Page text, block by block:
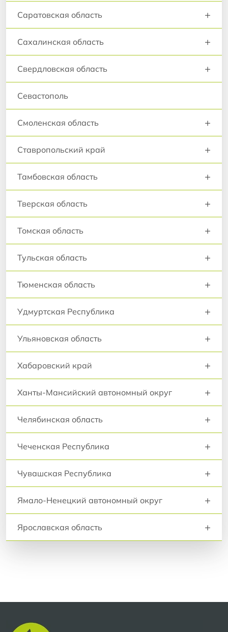
Саратовская область +
Сахалинская область +
Свердловская область +
Севастополь
Смоленская область +
Ставропольский край +
Тамбовская область +
Тверская область +
Томская область +
Тульская область +
Тюменская область +
Удмуртская Республика +
Ульяновская область +
Хабаровский край +
Ханты-Мансийский автономный округ +
Челябинская область +
Чеченская Республика +
Чувашская Республика +
Ямало-Ненецкий автономный округ +
Ярославская область +